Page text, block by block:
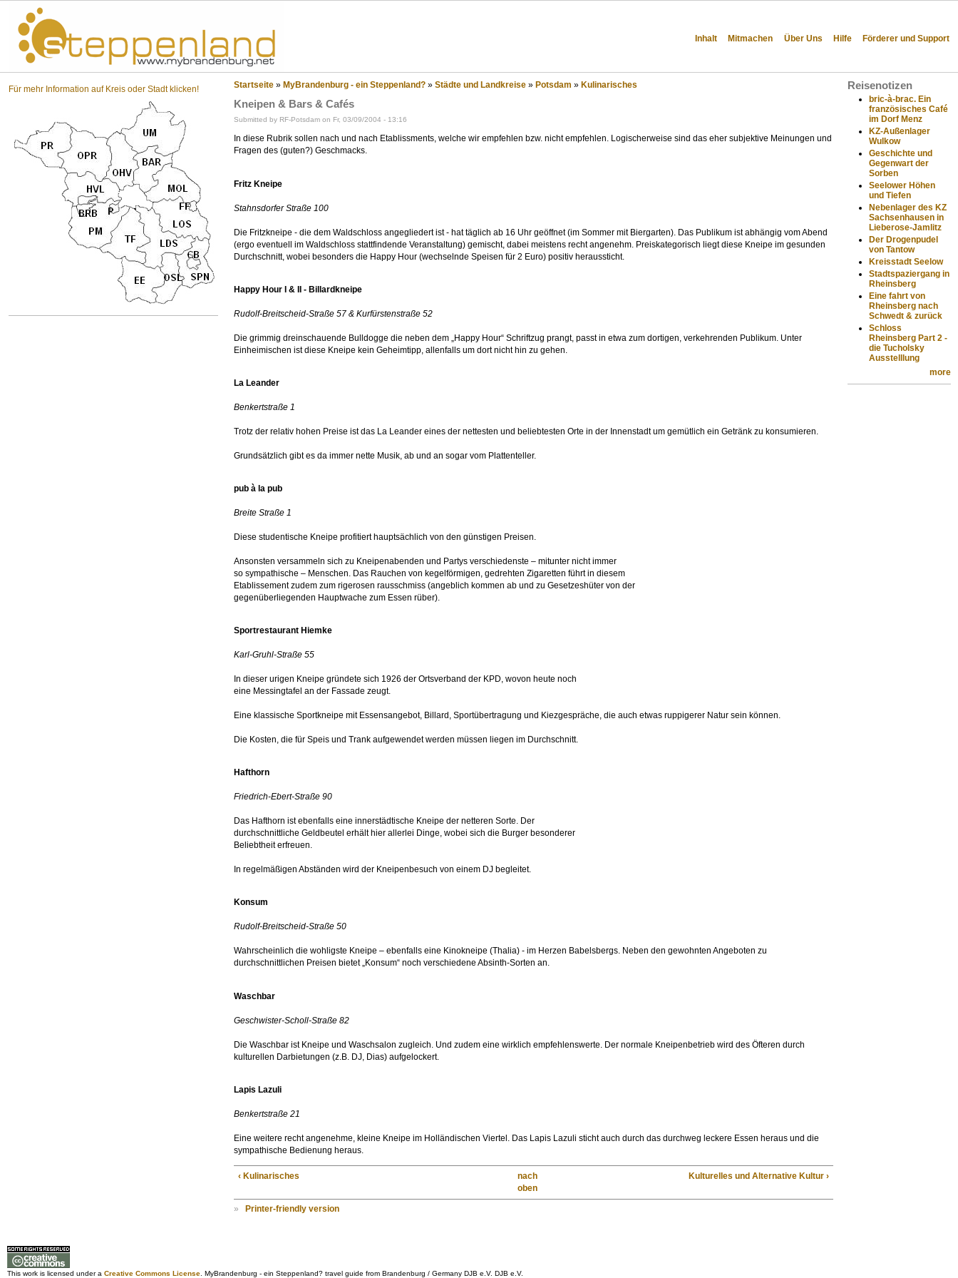
Inhalt Mitmachen Über Uns Hilfe Förderer und Support
Für mehr Information auf Kreis oder Stadt klicken! Startseite » MyBrandenburg - ein Steppenland? » Städte und Landkreise » Potsdam » Kulinarisches
Kneipen & Bars & Cafés
Submitted by RF-Potsdam on Fr, 03/09/2004 - 13:16
In diese Rubrik sollen nach und nach Etablissments, welche wir empfehlen bzw. nicht empfehlen. Logischerweise sind das eher subjektive Meinungen und
Fragen des (guten?) Geschmacks.
Fritz Kneipe
Stahnsdorfer Straße 100
Die Fritzkneipe - die dem Waldschloss angegliedert ist - hat täglich ab 16 Uhr geöffnet (im Sommer mit Biergarten). Das Publikum ist abhängig vom Abend
(ergo eventuell im Waldschloss stattfindende Veranstaltung) gemischt, dabei meistens recht angenehm. Preiskategorisch liegt diese Kneipe im gesunden
Durchschnitt, wobei besonders die Happy Hour (wechselnde Speisen für 2 Euro) positiv heraussticht.
Happy Hour I & II - Billardkneipe
Rudolf-Breitscheid-Straße 57 & Kurfürstenstraße 52
Die grimmig dreinschauende Bulldogge die neben dem „Happy Hour“ Schriftzug prangt, passt in etwa zum dortigen, verkehrenden Publikum. Unter
Einheimischen ist diese Kneipe kein Geheimtipp, allenfalls um dort nicht hin zu gehen.
La Leander
Benkertstraße 1
Trotz der relativ hohen Preise ist das La Leander eines der nettesten und beliebtesten Orte in der Innenstadt um gemütlich ein Getränk zu konsumieren.
Grundsätzlich gibt es da immer nette Musik, ab und an sogar vom Plattenteller.
pub à la pub
Breite Straße 1
Diese studentische Kneipe profitiert hauptsächlich von den günstigen Preisen.
Ansonsten versammeln sich zu Kneipenabenden und Partys verschiedenste – mitunter nicht immer
so sympathische – Menschen. Das Rauchen von kegelförmigen, gedrehten Zigaretten führt in diesem
Etablissement zudem zum rigerosen rausschmiss (angeblich kommen ab und zu Gesetzeshüter von der
gegenüberliegenden Hauptwache zum Essen rüber).
Sportrestaurant Hiemke
Karl-Gruhl-Straße 55
In dieser urigen Kneipe gründete sich 1926 der Ortsverband der KPD, wovon heute noch
eine Messingtafel an der Fassade zeugt.
Eine klassische Sportkneipe mit Essensangebot, Billard, Sportübertragung und Kiezgespräche, die auch etwas ruppigerer Natur sein können.
Die Kosten, die für Speis und Trank aufgewendet werden müssen liegen im Durchschnitt.
Hafthorn
Friedrich-Ebert-Straße 90
Das Hafthorn ist ebenfalls eine innerstädtische Kneipe der netteren Sorte. Der
durchschnittliche Geldbeutel erhält hier allerlei Dinge, wobei sich die Burger besonderer
Beliebtheit erfreuen.
In regelmäßigen Abständen wird der Kneipenbesuch von einem DJ begleitet.
Konsum
Rudolf-Breitscheid-Straße 50
Wahrscheinlich die wohligste Kneipe – ebenfalls eine Kinokneipe (Thalia) - im Herzen Babelsbergs. Neben den gewohnten Angeboten zu
durchschnittlichen Preisen bietet „Konsum“ noch verschiedene Absinth-Sorten an.
Waschbar
Geschwister-Scholl-Straße 82
Die Waschbar ist Kneipe und Waschsalon zugleich. Und zudem eine wirklich empfehlenswerte. Der normale Kneipenbetrieb wird des Öfteren durch
kulturellen Darbietungen (z.B. DJ, Dias) aufgelockert.
Lapis Lazuli
Benkertstraße 21
Eine weitere recht angenehme, kleine Kneipe im Holländischen Viertel. Das Lapis Lazuli sticht auch durch das durchweg leckere Essen heraus und die
sympathische Bedienung heraus.
‹ Kulinarisches
nach
oben
Kulturelles und Alternative Kultur ›
» Printer-friendly version
Reisenotizen
bric-à-brac. Ein
französisches Café
im Dorf Menz
KZ-Außenlager
Wulkow
Geschichte und
Gegenwart der
Sorben
Seelower Höhen
und Tiefen
Nebenlager des KZ
Sachsenhausen in
Lieberose-Jamlitz
Der Drogenpudel
von Tantow
Kreisstadt Seelow
Stadtspaziergang in
Rheinsberg
Eine fahrt von
Rheinsberg nach
Schwedt & zurück
Schloss
Rheinsberg Part 2 -
die Tucholsky
Ausstelllung
more
This work is licensed under a Creative Commons License. MyBrandenburg - ein Steppenland? travel guide from Brandenburg / Germany DJB e.V. DJB e.V.